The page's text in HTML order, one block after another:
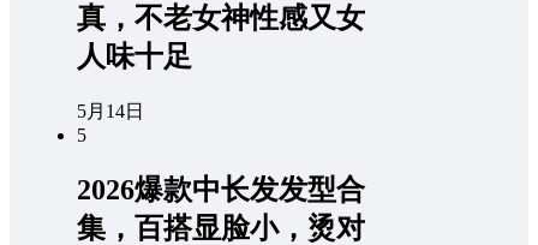
真，不老女神性感又女
人味十足
5月14日
5
2026爆款中长发发型合
集，百搭显脸小，烫对